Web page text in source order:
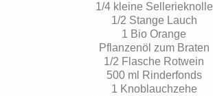
1/4 kleine Sellerieknolle
1/2 Stange Lauch
1 Bio Orange
Pflanzenöl zum Braten
1/2 Flasche Rotwein
500 ml Rinderfonds
1 Knoblauchzehe